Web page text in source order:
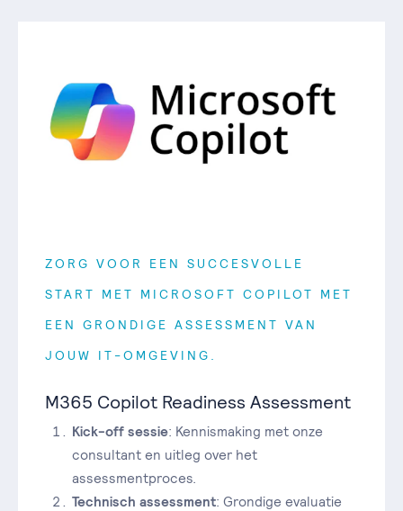
ZORG VOOR EEN SUCCESVOLLE
START MET MICROSOFT COPILOT MET
EEN GRONDIGE ASSESSMENT VAN
JOUW IT-OMGEVING.
M365 Copilot Readiness Assessment
Kick-off sessie: Kennismaking met onze
consultant en uitleg over het
assessmentproces.
Technisch assessment: Grondige evaluatie